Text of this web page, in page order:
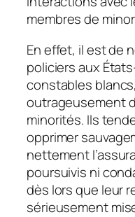
membres de
En effet, il est de
policiers aux
constables
outrageusement
minorités. Ils
opprimer
nettement
poursuivis ni
dès lors que leur
sérieusement